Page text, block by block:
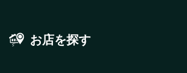
お店を探す